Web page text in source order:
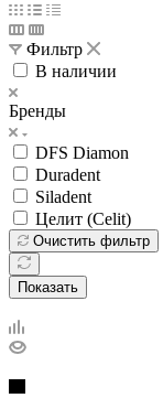
Фильтр
В наличии
Бренды
DFS Diamon
Duradent
Siladent
Целит (Celit)
Очистить фильтр
Показать